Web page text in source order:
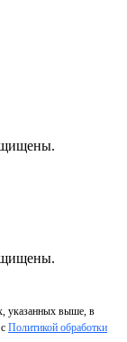
указанных выше, в
Политикой обработки